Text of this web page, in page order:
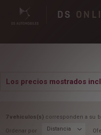
DS
Los precios mostrados
7 vehiculos(s) corresponden a su
Ordenar por Distancia